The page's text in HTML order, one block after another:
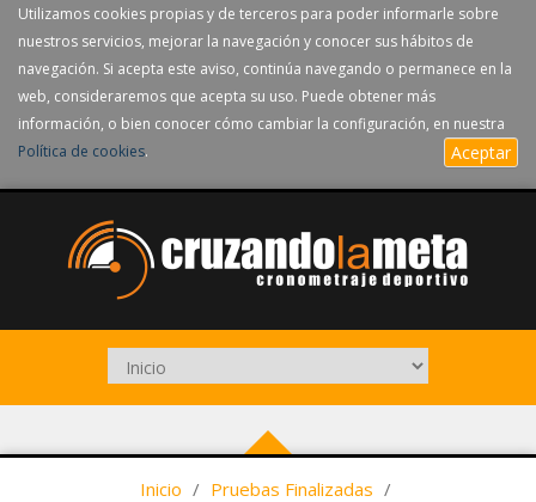
Utilizamos cookies propias y de terceros para poder informarle sobre
nuestros servicios, mejorar la navegación y conocer sus hábitos de
navegación. Si acepta este aviso, continúa navegando o permanece en la
web, consideraremos que acepta su uso. Puede obtener más
información, o bien conocer cómo cambiar la configuración, en nuestra
Política de cookies. Aceptar
Inicio / Pruebas Finalizadas /